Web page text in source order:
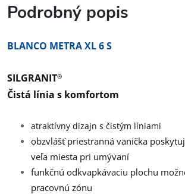
Podrobný popis
BLANCO METRA XL 6 S
SILGRANIT®
Čistá línia s komfortom
atraktívny dizajn s čistým líniami
obzvlášť priestranná vanička
veľa miesta pri umývaní
funkčnú odkvapkávaciu plochu
pracovnú zónu